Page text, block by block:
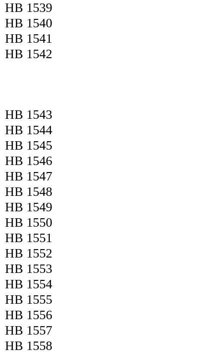
HB 1539
HB 1540
HB 1541
HB 1542
HB 1543
HB 1544
HB 1545
HB 1546
HB 1547
HB 1548
HB 1549
HB 1550
HB 1551
HB 1552
HB 1553
HB 1554
HB 1555
HB 1556
HB 1557
HB 1558